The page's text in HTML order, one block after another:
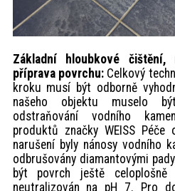
Základní hloubkové čištění,
příprava povrchu: Celkový
kroku musí být odborně
našeho objektu muselo
odstraňování vodního
produktů značky WEISS Péče
narušení byly nánosy vodního
odbrušovány diamantovými
být povrch ještě
neutralizován na pH 7. Pro